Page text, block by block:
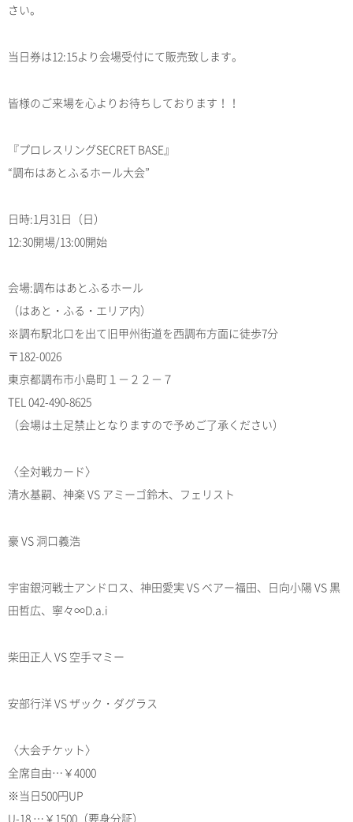
さい。
当日券は12:15より会場受付にて販売致します。
皆様のご来場を心よりお待ちしております！！
『プロレスリングSECRET BASE』
“調布はあとふるホール大会”
日時:1月31日（日）
12:30開場/13:00開始
会場:調布はあとふるホール
（はあと・ふる・エリア内）
※調布駅北口を出て旧甲州街道を西調布方面に徒歩7分
〒182-0026
東京都調布市小島町１－２２－７
TEL 042-490-8625
（会場は土足禁止となりますので予めご了承ください）
〈全対戦カード〉
清水基嗣、神楽 VS アミーゴ鈴木、フェリスト
豪 VS 洞口義浩
宇宙銀河戦士アンドロス、神田愛実 VS ベアー福田、日向小陽 VS 黒
田哲広、寧々∞D.a.i
柴田正人 VS 空手マミー
安部行洋 VS ザック・ダグラス
〈大会チケット〉
全席自由…￥4000
※当日500円UP
U-18 …￥1500（要身分証）